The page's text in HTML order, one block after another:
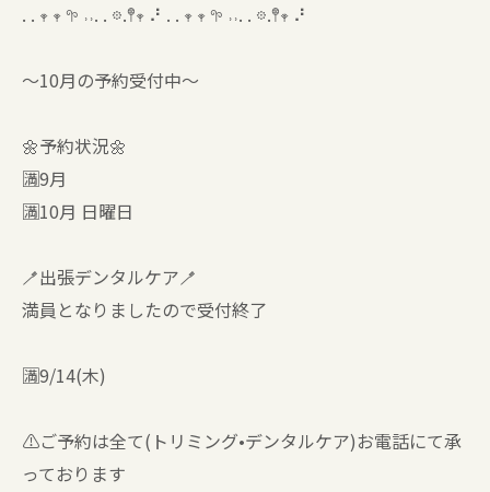
. . 𖥧 𖥧 𖧧 ˒˒. . 𖡼.𖤣𖥧 ⠜ . . 𖥧 𖥧 𖧧 ˒˒. . 𖡼.𖤣𖥧 ⠜
〜10月の予約受付中〜
🌼予約状況🌼
🈵9月
🈵10月 日曜日
🪥出張デンタルケア🪥
満員となりましたので受付終了
🈵9/14(木)
⚠️ご予約は全て(トリミング•デンタルケア)お電話にて承
っております